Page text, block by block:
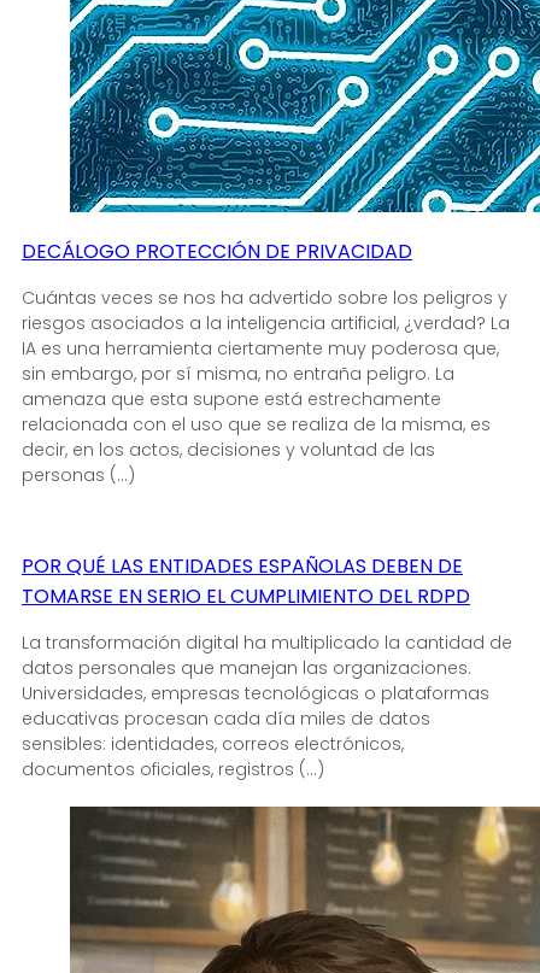
DECÁLOGO PROTECCIÓN DE PRIVACIDAD
Cuántas veces se nos ha advertido sobre los peligros y
riesgos asociados a la inteligencia artificial, ¿verdad? La
IA es una herramienta ciertamente muy poderosa que,
sin embargo, por sí misma, no entraña peligro. La
amenaza que esta supone está estrechamente
relacionada con el uso que se realiza de la misma, es
decir, en los actos, decisiones y voluntad de las
personas (...)
POR QUÉ LAS ENTIDADES ESPAÑOLAS DEBEN DE
TOMARSE EN SERIO EL CUMPLIMIENTO DEL RDPD
La transformación digital ha multiplicado la cantidad de
datos personales que manejan las organizaciones.
Universidades, empresas tecnológicas o plataformas
educativas procesan cada día miles de datos
sensibles: identidades, correos electrónicos,
documentos oficiales, registros (...)